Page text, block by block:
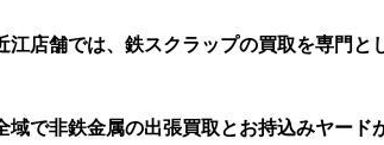
店舗では、鉄スクラップの買取を専門と
で非鉄金属の出張買取とお持込みヤード